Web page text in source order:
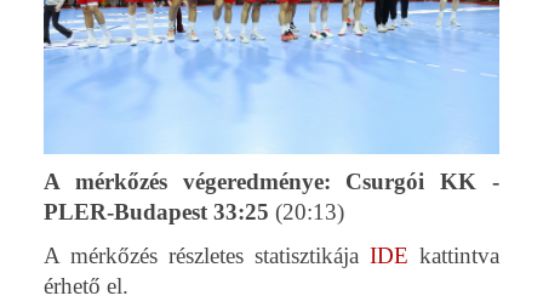
A mérkőzés végeredménye: Csurgói KK -
PLER-Budapest 33:25 (20:13)
A mérkőzés részletes statisztikája IDE kattintva
érhető el.